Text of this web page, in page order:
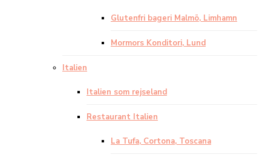
Glutenfri bageri Malmö, Limhamn
Mormors Konditori, Lund
Italien
Italien som rejseland
Restaurant Italien
La Tufa, Cortona, Toscana